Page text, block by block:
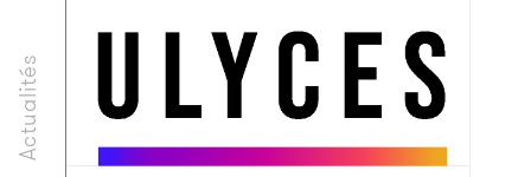
Actualités